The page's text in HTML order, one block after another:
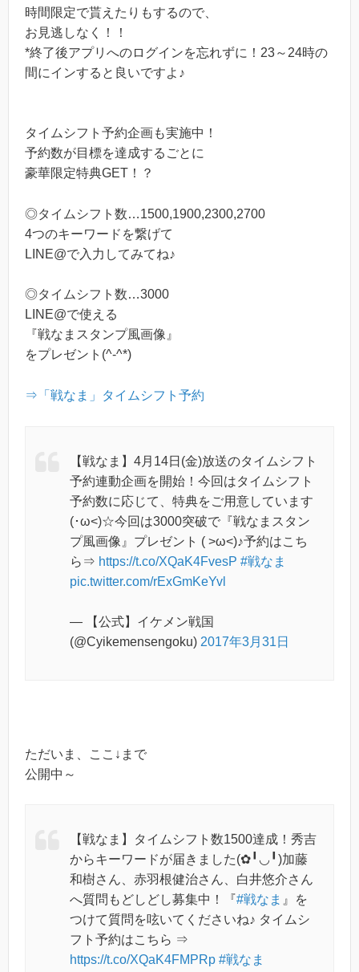
時間限定で貰えたりもするので、
お見逃しなく！！
*終了後アプリへのログインを忘れずに！23～24時の
間にインすると良いですよ♪
タイムシフト予約企画も実施中！
予約数が目標を達成するごとに
豪華限定特典GET！？
◎タイムシフト数…1500,1900,2300,2700
4つのキーワードを繋げて
LINE@で入力してみてね♪
◎タイムシフト数…3000
LINE@で使える
『戦なまスタンプ風画像』
をプレゼント(^-^*)
⇒「戦なま」タイムシフト予約
【戦なま】4月14日(金)放送のタイムシフト
予約連動企画を開始！今回はタイムシフト
予約数に応じて、特典をご用意しています
(･ω<)☆今回は3000突破で『戦なまスタン
プ風画像』プレゼント ( >ω<)♪予約はこち
ら⇒ https://t.co/XQaK4FvesP #戦なま
pic.twitter.com/rExGmKeYvl
— 【公式】イケメン戦国
(@Cyikemensengoku) 2017年3月31日
ただいま、ここ↓まで
公開中～
【戦なま】タイムシフト数1500達成！秀吉
からキーワードが届きました(✿╹◡╹)加藤
和樹さん、赤羽根健治さん、白井悠介さん
へ質問もどしどし募集中！『#戦なま 』を
つけて質問を呟いてくださいね♪ タイムシ
フト予約はこちら ⇒
https://t.co/XQaK4FMPRp #戦なま